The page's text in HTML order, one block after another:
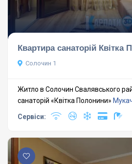
Квартира санаторій Квітка
Солочин 1
Житло в Солочин Свалявського
санаторій «Квітка Полонини»
Сервіси: